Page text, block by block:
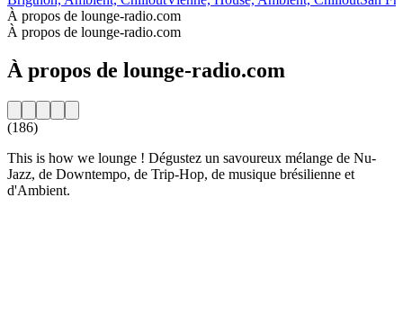
À propos de lounge-radio.com
À propos de lounge-radio.com
À propos de lounge-radio.com
(186)
This is how we lounge ! Dégustez un savoureux mélange de Nu-
Jazz, de Downtempo, de Trip-Hop, de musique brésilienne et
d'Ambient.